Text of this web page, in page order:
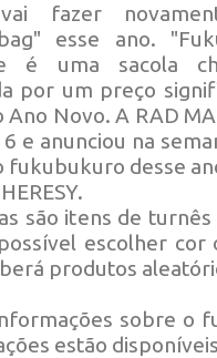
fazer
esse ano.
é uma sacola
por um preço
Novo. A RAD
e anunciou na
fukubukuro desse
são itens de
escolher cor
produtos
sobre o
estão